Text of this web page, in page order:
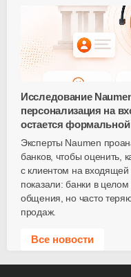
Исследование
персонализация на
остается формальной
Эксперты Naumen
банков, чтобы оценить,
с клиентом на
показали: банки в
общения, но часто
продаж.
Все новости